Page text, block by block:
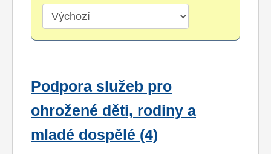
Podpora služeb pro
ohrožené děti, rodiny a
mladé dospělé (4)